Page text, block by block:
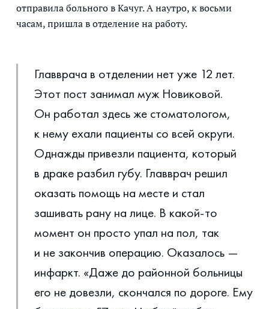
отправила больного в Качуг. А наутро, к восьми
часам, пришла в отделение на работу.
Главврача в отделении нет уже 12 лет.
Этот пост занимал муж Новиковой.
Он работал здесь же стоматологом,
к нему ехали пациенты со всей округи.
Однажды привезли пациента, который
в драке разбил губу. Главврач решил
оказать помощь на месте и стал
зашивать рану на лице. В какой-то
момент он просто упал на пол, так
и не закончив операцию. Оказалось —
инфаркт. «Даже до районной больницы
его не довезли, скончался по дороге. Ему